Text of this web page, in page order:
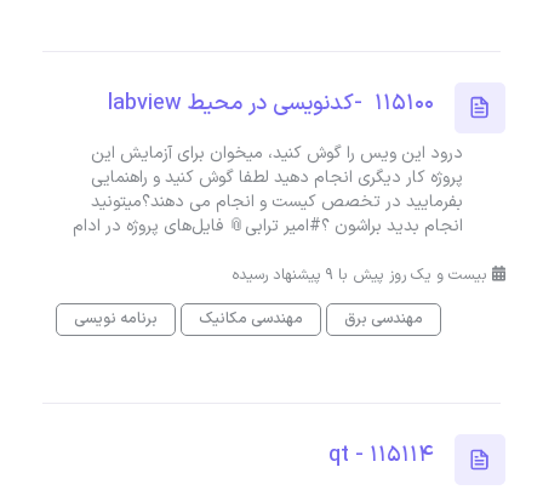
115100 -کدنویسی در محیط labview
درود این ویس را گوش کنید، میخوان برای آزمایش این
پروژه کار دیگری انجام دهید لطفا گوش کنید و راهنمایی
بفرمایید در تخصص کیست و انجام می دهند؟میتونید
انجام بدید براشون ؟#امیر ترابی📎 فایل‌های پروژه در ادام
بیست و یک روز پیش با 9 پیشنهاد رسیده
مهندسی برق
مهندسی مکانیک برنامه نویسی
115114 - qt